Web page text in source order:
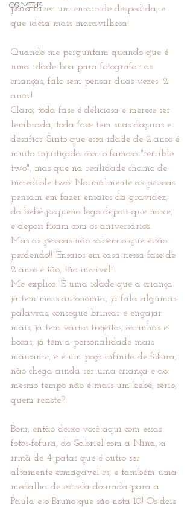
OS MEUS
para fazer um ensaio de despedida, e
que idéia mais maravilhosa!
Quando me perguntam quando que é
uma idade boa para fotografar as
crianças, falo sem pensar duas vezes: 2
anos!!
Claro, toda fase é deliciosa e merece ser
lembrada, toda fase tem suas doçuras e
desafios. Sinto que essa idade de 2 anos é
muito injustiçada com o famoso "terrible
two", mas que na realidade chamo de
incredible two! Normalmente as pessoas
pensam em fazer ensaios da gravidez,
do bebê pequeno logo depois que nasce,
e depois ficam com os aniversários.
Mas as pessoas não sabem o que estão
perdendo!! Ensaios em casa nessa fase de
2 anos é tão, tão incrível!
Me explico. É uma idade que a criança
já tem mais autonomia, já fala algumas
palavras, consegue brincar e engajar
mais, já tem vários trejeitos, carinhas e
bocas, já tem a personalidade mais
marcante, e é um poço infinito de fofura,
não chega ainda ser uma criança e ao
mesmo tempo não é mais um bebê, sério,
quem resiste?
Bom, então deixo você aqui com essas
fotos-fofura, do Gabriel com a Nina, a
irmã de 4 patas que é outro ser
altamente esmagável rs, e também uma
medalha de estrela dourada para a
Paula e o Bruno que são nota 10! Os dois